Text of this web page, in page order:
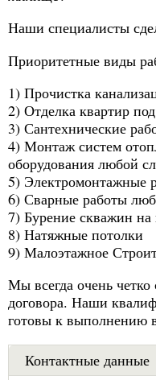
Наши специалисты
Приоритетные виды
1) Прочистка
2) Отделка квартир
3) Сантехнические
4) Монтаж систем
оборудования любой
5) Электромонтажные
6) Сварные работы
7) Бурение скважин на
8) Натяжные потолки
9) Малоэтажное
Мы всегда очень
договора. Наши
готовы к выполнению
Контактные данные